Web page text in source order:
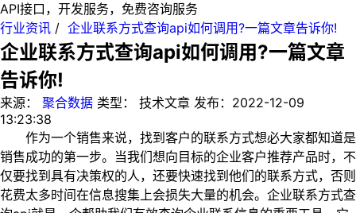
API接口，开发服务，免费咨询服务
行业资讯 / 企业联系方式查询api如何调用?一篇文章告诉你!
企业联系方式查询api如何调用?一篇文章
告诉你!
来源： 聚合数据 类型： 技术文章 发布： 2022-12-09
13:23:38
作为一个销售来说，找到客户的联系方式想必大家都知道是
销售成功的第一步。当我们想向目标的企业客户推荐产品时，不
仅要找到具有决策权的人，还要快速找到他们的联系方式，否则
花费太多时间在信息搜集上会损失大量的机会。企业联系方式查